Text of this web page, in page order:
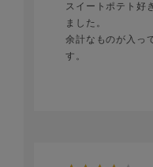
スイートポテト好
ました。
余計なものが入っ
す。